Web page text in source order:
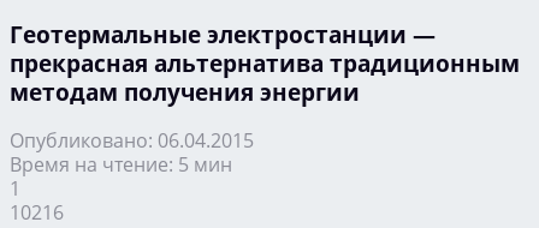
Геотермальные электростанции —
прекрасная альтернатива традиционным
методам получения энергии
Опубликовано: 06.04.2015
Время на чтение: 5 мин
1
10216